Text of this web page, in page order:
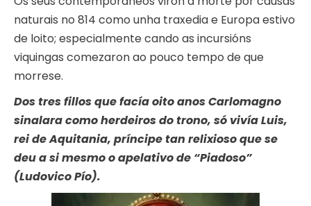
naturais no 814 como unha traxedia e Europa estivo
de loito; especialmente cando as incursións
viquingas comezaron ao pouco tempo de que
morrese.
Dos tres fillos que facía oito anos Carlomagno
sinalara como herdeiros do trono, só vivía Luis,
rei de Aquitania, príncipe tan relixioso que se
deu a si mesmo o apelativo de “Piadoso”
(Ludovico Pío).